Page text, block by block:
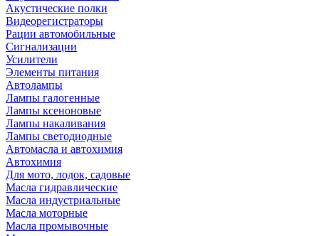
Акустические полки
Видеорегистраторы
Рации автомобильные
Сигнализации
Усилители
Элементы питания
Автолампы
Лампы галогенные
Лампы ксеноновые
Лампы накаливания
Лампы светодиодные
Автомасла и автохимия
Автохимия
Для мото, лодок, садовые
Масла гидравлические
Масла индустриальные
Масла моторные
Масла промывочные